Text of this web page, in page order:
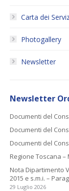
Carta dei
Photogallery
Newsletter
Newsletter
Documenti del
Documenti del
Documenti del
Regione Toscana –
Nota Dipartimento
2015 e s.m.i. –
29 Luglio 2026